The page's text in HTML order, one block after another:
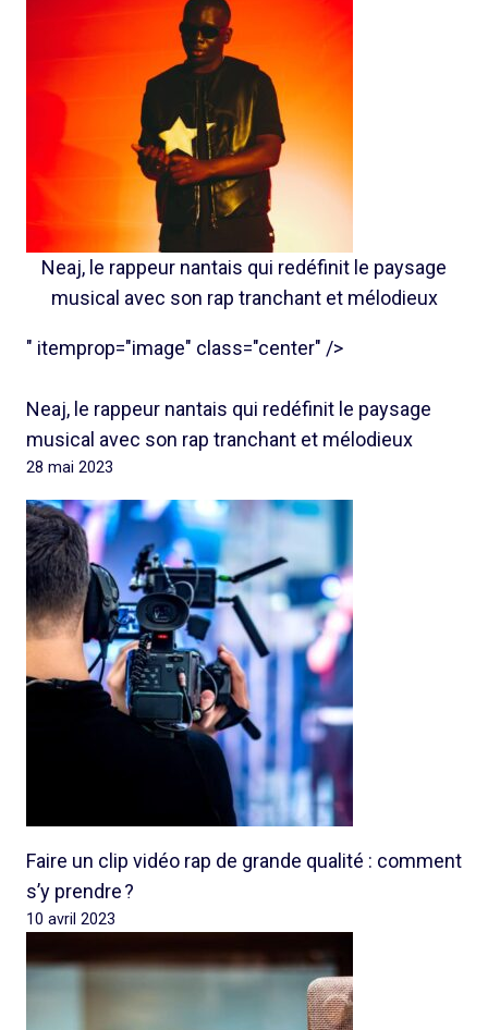
Neaj, le rappeur nantais qui redéfinit le paysage
musical avec son rap tranchant et mélodieux
" itemprop="image" class="center" />
Neaj, le rappeur nantais qui redéfinit le paysage
musical avec son rap tranchant et mélodieux
28 mai 2023
Faire un clip vidéo rap de grande qualité : comment
s’y prendre ?
10 avril 2023